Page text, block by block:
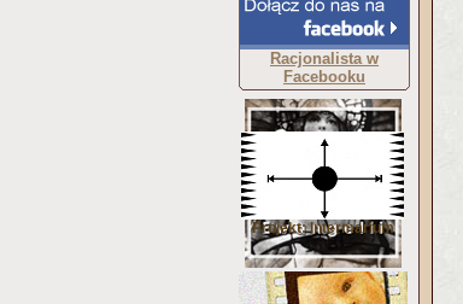
Racjonalista w
Facebooku